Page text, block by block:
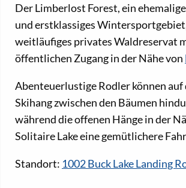
Der Limberlost Forest, ein
und erstklassiges
weitläufiges privates Waldreservat
öffentlichen Zugang in der Nähe von
Abenteuerlustige Rodler können auf
Skihang zwischen den Bäumen
während die offenen Hänge in der
Solitaire Lake eine gemütlichere
Standort: 1002 Buck Lake Landing